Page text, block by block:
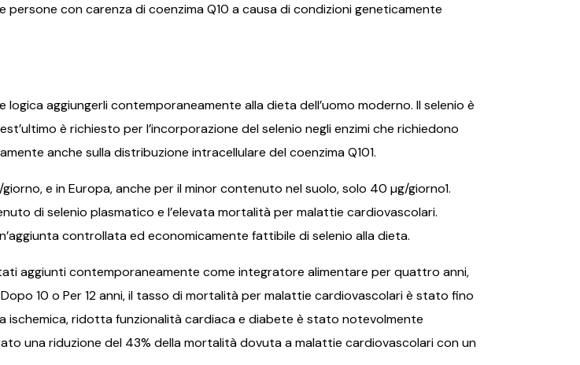
con carenza di coenzima Q10 a causa di condizioni geneticamente
logica aggiungerli contemporaneamente alla dieta dell’uomo moderno. Il selenio è
è richiesto per l’incorporazione del selenio negli enzimi che richiedono
anche sulla distribuzione intracellulare del coenzima Q101.
e in Europa, anche per il minor contenuto nel suolo, solo 40 µg/giorno1.
di selenio plasmatico e l’elevata mortalità per malattie cardiovascolari.
controllata ed economicamente fattibile di selenio alla dieta.
aggiunti contemporaneamente come integratore alimentare per quattro anni,
10 o Per 12 anni, il tasso di mortalità per malattie cardiovascolari è stato fino
ischemica, ridotta funzionalità cardiaca e diabete è stato notevolmente
una riduzione del 43% della mortalità dovuta a malattie cardiovascolari con un